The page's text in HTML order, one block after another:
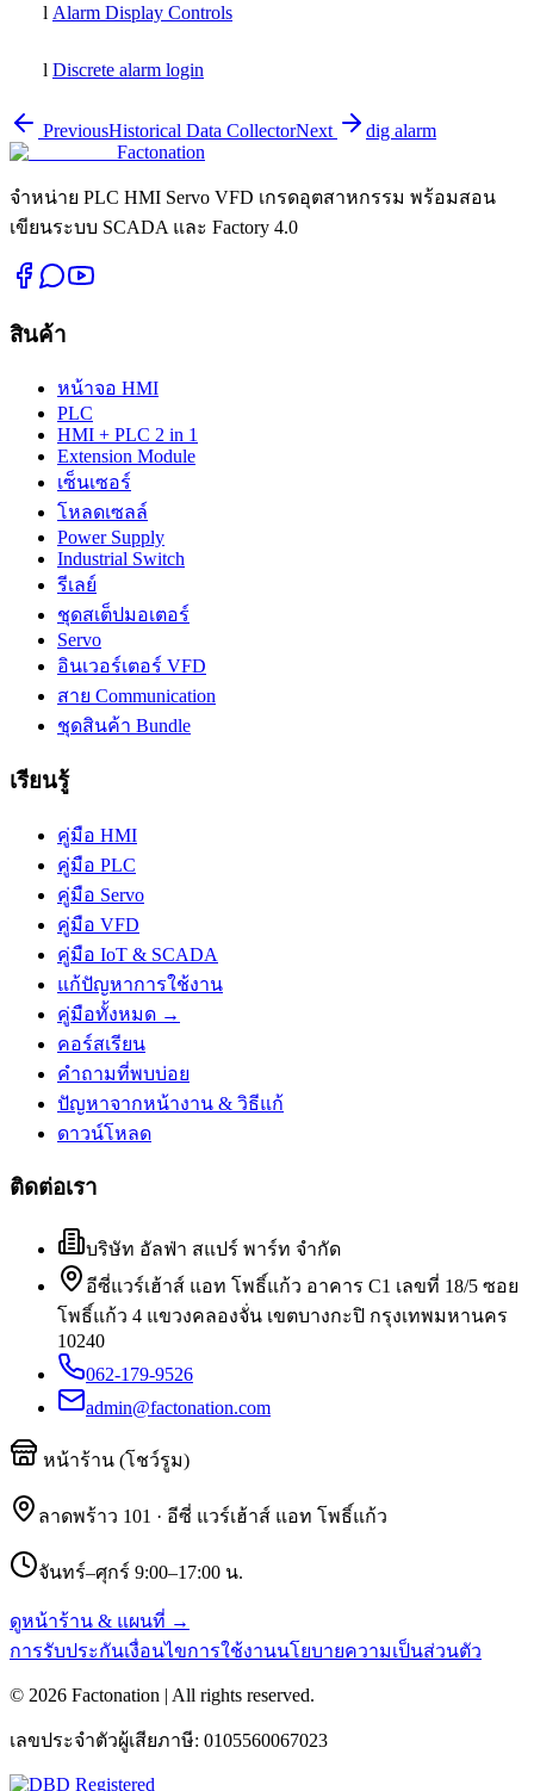
l Alarm Display Controls
l Discrete alarm login
PreviousHistorical Data CollectorNext
dig alarm
Factonation
จำหน่าย PLC HMI Servo VFD เกรดอุตสาหกรรม พร้อมสอน
เขียนระบบ SCADA และ Factory 4.0
สินค้า
หน้าจอ HMI
PLC
HMI + PLC 2 in 1
Extension Module
เซ็นเซอร์
โหลดเซลล์
Power Supply
Industrial Switch
รีเลย์
ชุดสเต็ปมอเตอร์
Servo
อินเวอร์เตอร์ VFD
สาย Communication
ชุดสินค้า Bundle
เรียนรู้
คู่มือ HMI
คู่มือ PLC
คู่มือ Servo
คู่มือ VFD
คู่มือ IoT & SCADA
แก้ปัญหาการใช้งาน
คู่มือทั้งหมด →
คอร์สเรียน
คำถามที่พบบ่อย
ปัญหาจากหน้างาน & วิธีแก้
ดาวน์โหลด
ติดต่อเรา
บริษัท อัลฟ่า สแปร์ พาร์ท จำกัด
อีซี่แวร์เฮ้าส์ แอท โพธิ์แก้ว อาคาร C1 เลขที่ 18/5 ซอย
โพธิ์แก้ว 4 แขวงคลองจั่น เขตบางกะปิ กรุงเทพมหานคร
10240
062-179-9526
admin@factonation.com
หน้าร้าน (โชว์รูม)
ลาดพร้าว 101 · อีซี่ แวร์เฮ้าส์ แอท โพธิ์แก้ว
จันทร์–ศุกร์ 9:00–17:00 น.
ดูหน้าร้าน & แผนที่ →
การรับประกันเงื่อนไขการใช้งานนโยบายความเป็นส่วนตัว
© 2026 Factonation | All rights reserved.
เลขประจำตัวผู้เสียภาษี: 0105560067023